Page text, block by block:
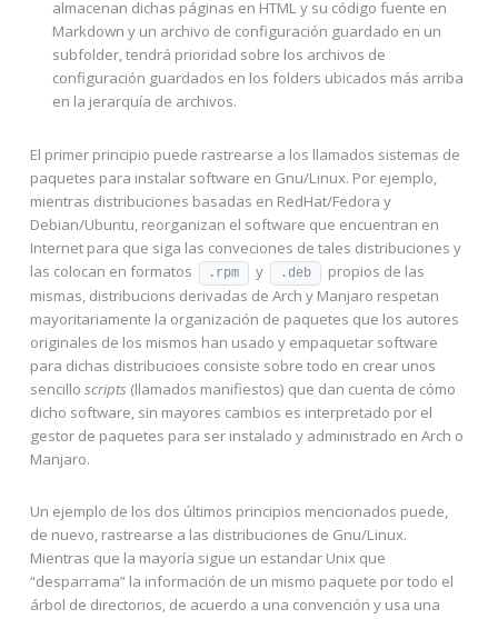
almacenan dichas páginas en HTML y su código fuente en
Markdown y un archivo de configuración guardado en un
subfolder, tendrá prioridad sobre los archivos de
configuración guardados en los folders ubicados más arriba
en la jerarquía de archivos.
El primer principio puede rastrearse a los llamados sistemas de
paquetes para instalar software en Gnu/Linux. Por ejemplo,
mientras distribuciones basadas en RedHat/Fedora y
Debian/Ubuntu, reorganizan el software que encuentran en
Internet para que siga las conveciones de tales distribuciones y
las colocan en formatos
.rpm y .deb
propios de las
mismas, distribucions derivadas de Arch y Manjaro respetan
mayoritariamente la organización de paquetes que los autores
originales de los mismos han usado y empaquetar software
para dichas distribucioes consiste sobre todo en crear unos
sencillo scripts(llamados manifiestos) que dan cuenta de cómo
dicho software, sin mayores cambios es interpretado por el
gestor de paquetes para ser instalado y administrado en Arch o
Manjaro.
Un ejemplo de los dos últimos principios mencionados puede,
de nuevo, rastrearse a las distribuciones de Gnu/Linux.
Mientras que la mayoría sigue un estandar Unix que
“desparrama” la información de un mismo paquete por todo el
árbol de directorios, de acuerdo a una convención y usa una